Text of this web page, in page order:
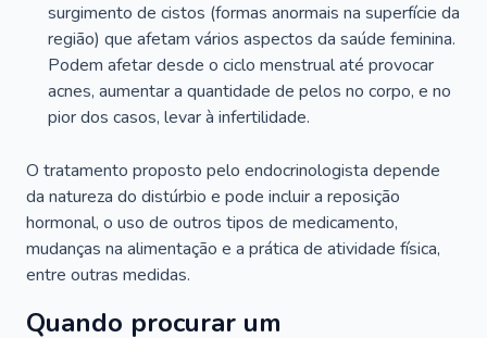
surgimento de cistos (formas anormais na superfície da
região) que afetam vários aspectos da saúde feminina.
Podem afetar desde o ciclo menstrual até provocar
acnes, aumentar a quantidade de pelos no corpo, e no
pior dos casos, levar à infertilidade.
O tratamento proposto pelo endocrinologista depende
da natureza do distúrbio e pode incluir a reposição
hormonal, o uso de outros tipos de medicamento,
mudanças na alimentação e a prática de atividade física,
entre outras medidas.
Quando procurar um